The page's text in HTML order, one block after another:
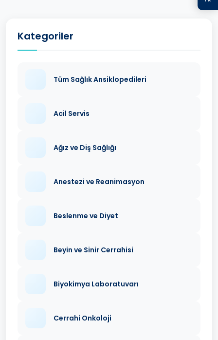
Kategoriler
Tüm Sağlık Ansiklopedileri
Acil Servis
Ağız ve Diş Sağlığı
Anestezi ve Reanimasyon
Beslenme ve Diyet
Beyin ve Sinir Cerrahisi
Biyokimya Laboratuvarı
Cerrahi Onkoloji